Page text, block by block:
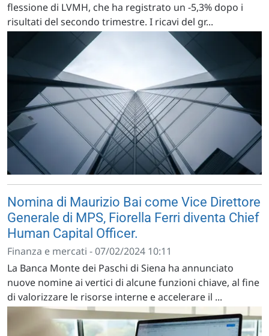
flessione di LVMH, che ha registrato un -5,3% dopo i
risultati del secondo trimestre. I ricavi del gr...
Nomina di Maurizio Bai come Vice Direttore
Generale di MPS, Fiorella Ferri diventa Chief
Human Capital Officer.
Finanza e mercati - 07/02/2024 10:11
La Banca Monte dei Paschi di Siena ha annunciato
nuove nomine ai vertici di alcune funzioni chiave, al fine
di valorizzare le risorse interne e accelerare il ...